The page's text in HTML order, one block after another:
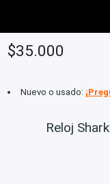
$35.000
Nuevo o usado:
Reloj